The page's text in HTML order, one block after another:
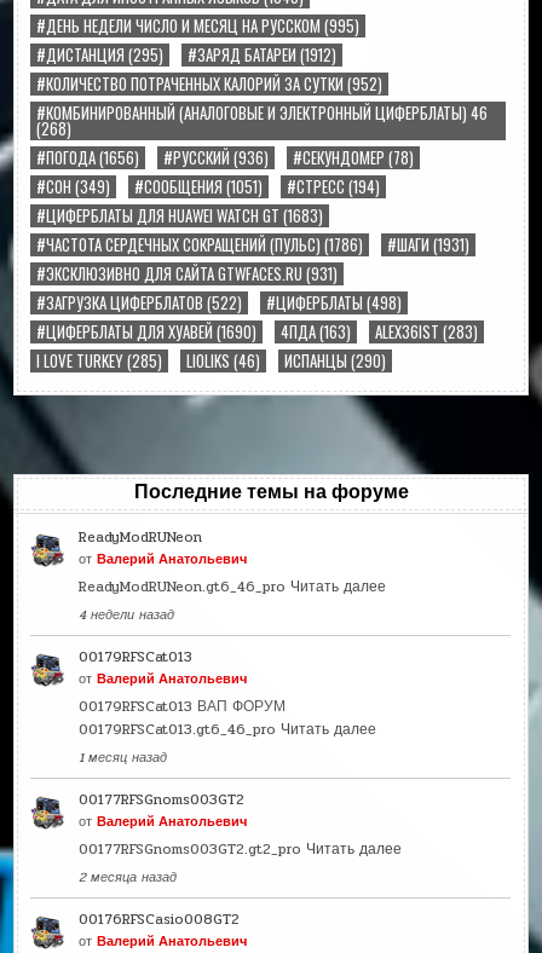
#ДЕНЬ НЕДЕЛИ ЧИСЛО И МЕСЯЦ НА РУССКОМ (995)
#ДИСТАНЦИЯ (295) #ЗАРЯД БАТАРЕИ (1912)
#КОЛИЧЕСТВО ПОТРАЧЕННЫХ КАЛОРИЙ ЗА СУТКИ (952)
#КОМБИНИРОВАННЫЙ (АНАЛОГОВЫЕ И ЭЛЕКТРОННЫЙ ЦИФЕРБЛАТЫ) 46
(268)
#ПОГОДА(1656) #РУССКИЙ (936) #СЕКУНДОМЕР (78)
#СОН (349) #СООБЩЕНИЯ (1051) #СТРЕСС (194)
#ЦИФЕРБЛАТЫ ДЛЯ HUAWEI WATCH GT (1683)
#ЧАСТОТА СЕРДЕЧНЫХ СОКРАЩЕНИЙ (ПУЛЬС) (1786) #ШАГИ (1931)
#ЭКСКЛЮЗИВНО ДЛЯ САЙТА GTWFACES.RU (931)
#ЗАГРУЗКА ЦИФЕРБЛАТОВ (522) #ЦИФЕРБЛАТЫ (498)
#ЦИФЕРБЛАТЫ ДЛЯ ХУАВЕЙ (1690) 4ПДА(163) ALEX36IST (283)
I LOVE TURKEY(285) LIOLIKS (46) ИСПАНЦЫ (290)
Последние темы на форуме
ReadyModRUNeon
отВалерий Анатольевич
ReadyModRUNeon.gt6_46_pro Читать далее
4 недели назад
00179RFSCat013
отВалерий Анатольевич
00179RFSCat013 ВАП ФОРУМ
00179RFSCat013.gt6_46_pro Читать далее
1 месяц назад
00177RFSGnoms003GT2
отВалерий Анатольевич
00177RFSGnoms003GT2.gt2_pro Читать далее
2 месяца назад
00176RFSCasio008GT2
отВалерий Анатольевич